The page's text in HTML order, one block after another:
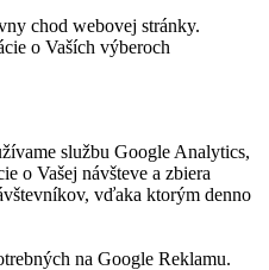
chod webovej stránky.
o Vaších výberoch
službu Google Analytics,
o Vašej návšteve a zbiera
vďaka ktorým denno
na Google Reklamu.